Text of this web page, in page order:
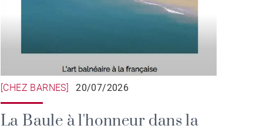
[CHEZ BARNES] 20/07/2026
La Baule à l'honneur dans la